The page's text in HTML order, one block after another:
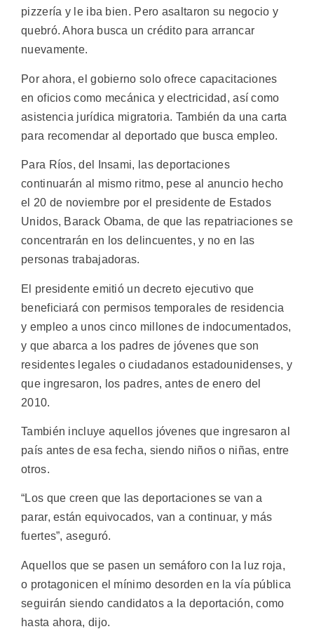
pizzería y le iba bien. Pero asaltaron su negocio y
quebró. Ahora busca un crédito para arrancar
nuevamente.
Por ahora, el gobierno solo ofrece capacitaciones
en oficios como mecánica y electricidad, así como
asistencia jurídica migratoria. También da una carta
para recomendar al deportado que busca empleo.
Para Ríos, del Insami, las deportaciones
continuarán al mismo ritmo, pese al anuncio hecho
el 20 de noviembre por el presidente de Estados
Unidos, Barack Obama, de que las repatriaciones se
concentrarán en los delincuentes, y no en las
personas trabajadoras.
El presidente emitió un decreto ejecutivo que
beneficiará con permisos temporales de residencia
y empleo a unos cinco millones de indocumentados,
y que abarca a los padres de jóvenes que son
residentes legales o ciudadanos estadounidenses, y
que ingresaron, los padres, antes de enero del
2010.
También incluye aquellos jóvenes que ingresaron al
país antes de esa fecha, siendo niños o niñas, entre
otros.
“Los que creen que las deportaciones se van a
parar, están equivocados, van a continuar, y más
fuertes”, aseguró.
Aquellos que se pasen un semáforo con la luz roja,
o protagonicen el mínimo desorden en la vía pública
seguirán siendo candidatos a la deportación, como
hasta ahora, dijo.